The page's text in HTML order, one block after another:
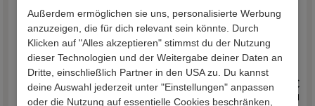
Außerdem ermöglichen sie uns, personalisierte Werbung
anzuzeigen, die für dich relevant sein könnte. Durch
Klicken auf "Alles akzeptieren" stimmst du der Nutzung
dieser Technologien und der Weitergabe deiner Daten an
Dritte, einschließlich Partner in den USA zu. Du kannst
deine Auswahl jederzeit unter "Einstellungen" anpassen
oder die Nutzung auf essentielle Cookies beschränken,
1.329,00 €
inkl. Versand
729,00 €
inkl. Versand